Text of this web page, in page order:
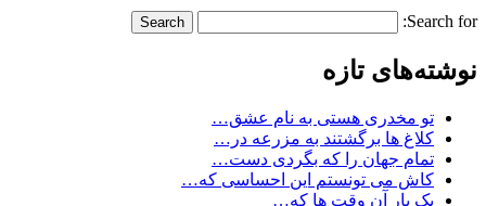
Search for:
نوشته‌های تازه
تو مخدری هستی به نام عشق…
کلاغ ها برگشتند به مزرعه در…
تمام جهان را که بگردی دست…
کاش می تونستم این احساسی که…
یک بار آن وقت ها که…